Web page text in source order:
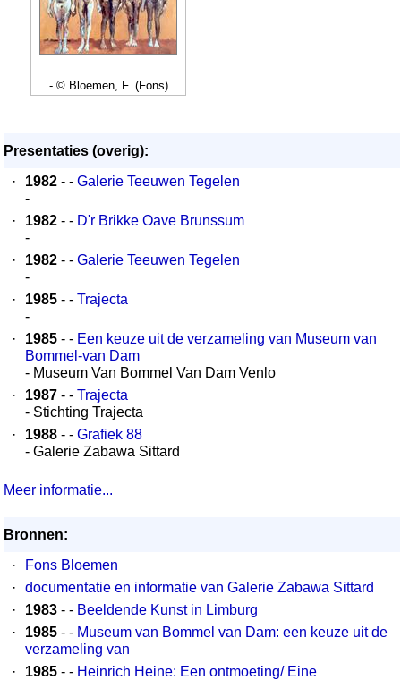
- © Bloemen, F. (Fons)
Presentaties (overig):
·
1982 - - Galerie Teeuwen Tegelen
-
·
1982 - - D'r Brikke Oave Brunssum
-
·
1982 - - Galerie Teeuwen Tegelen
-
·
1985 - - Trajecta
-
·
1985 - - Een keuze uit de verzameling van Museum van
Bommel-van Dam
- Museum Van Bommel Van Dam Venlo
·
1987 - - Trajecta
- Stichting Trajecta
·
1988 - - Grafiek 88
- Galerie Zabawa Sittard
Meer informatie...
Bronnen:
·
Fons Bloemen
·
documentatie en informatie van Galerie Zabawa Sittard
·
1983 - - Beeldende Kunst in Limburg
·
1985 - - Museum van Bommel van Dam: een keuze uit de
verzameling van
·
1985 - - Heinrich Heine: Een ontmoeting/ Eine